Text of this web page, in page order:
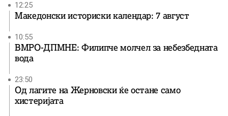
12:25
Македонски историски календар: 7 август
10:55
ВМРО-ДПМНЕ: Филипче молчел за небезбедната
вода
23:50
Од лагите на Жерновски ќе остане само
хистеријата